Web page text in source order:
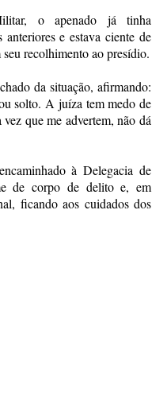
o apenado já tinha
anteriores e estava ciente de
recolhimento ao presídio.
da situação, afirmando:
solto. A juíza tem medo de
que me advertem, não dá
à Delegacia de
de corpo de delito e, em
ficando aos cuidados dos